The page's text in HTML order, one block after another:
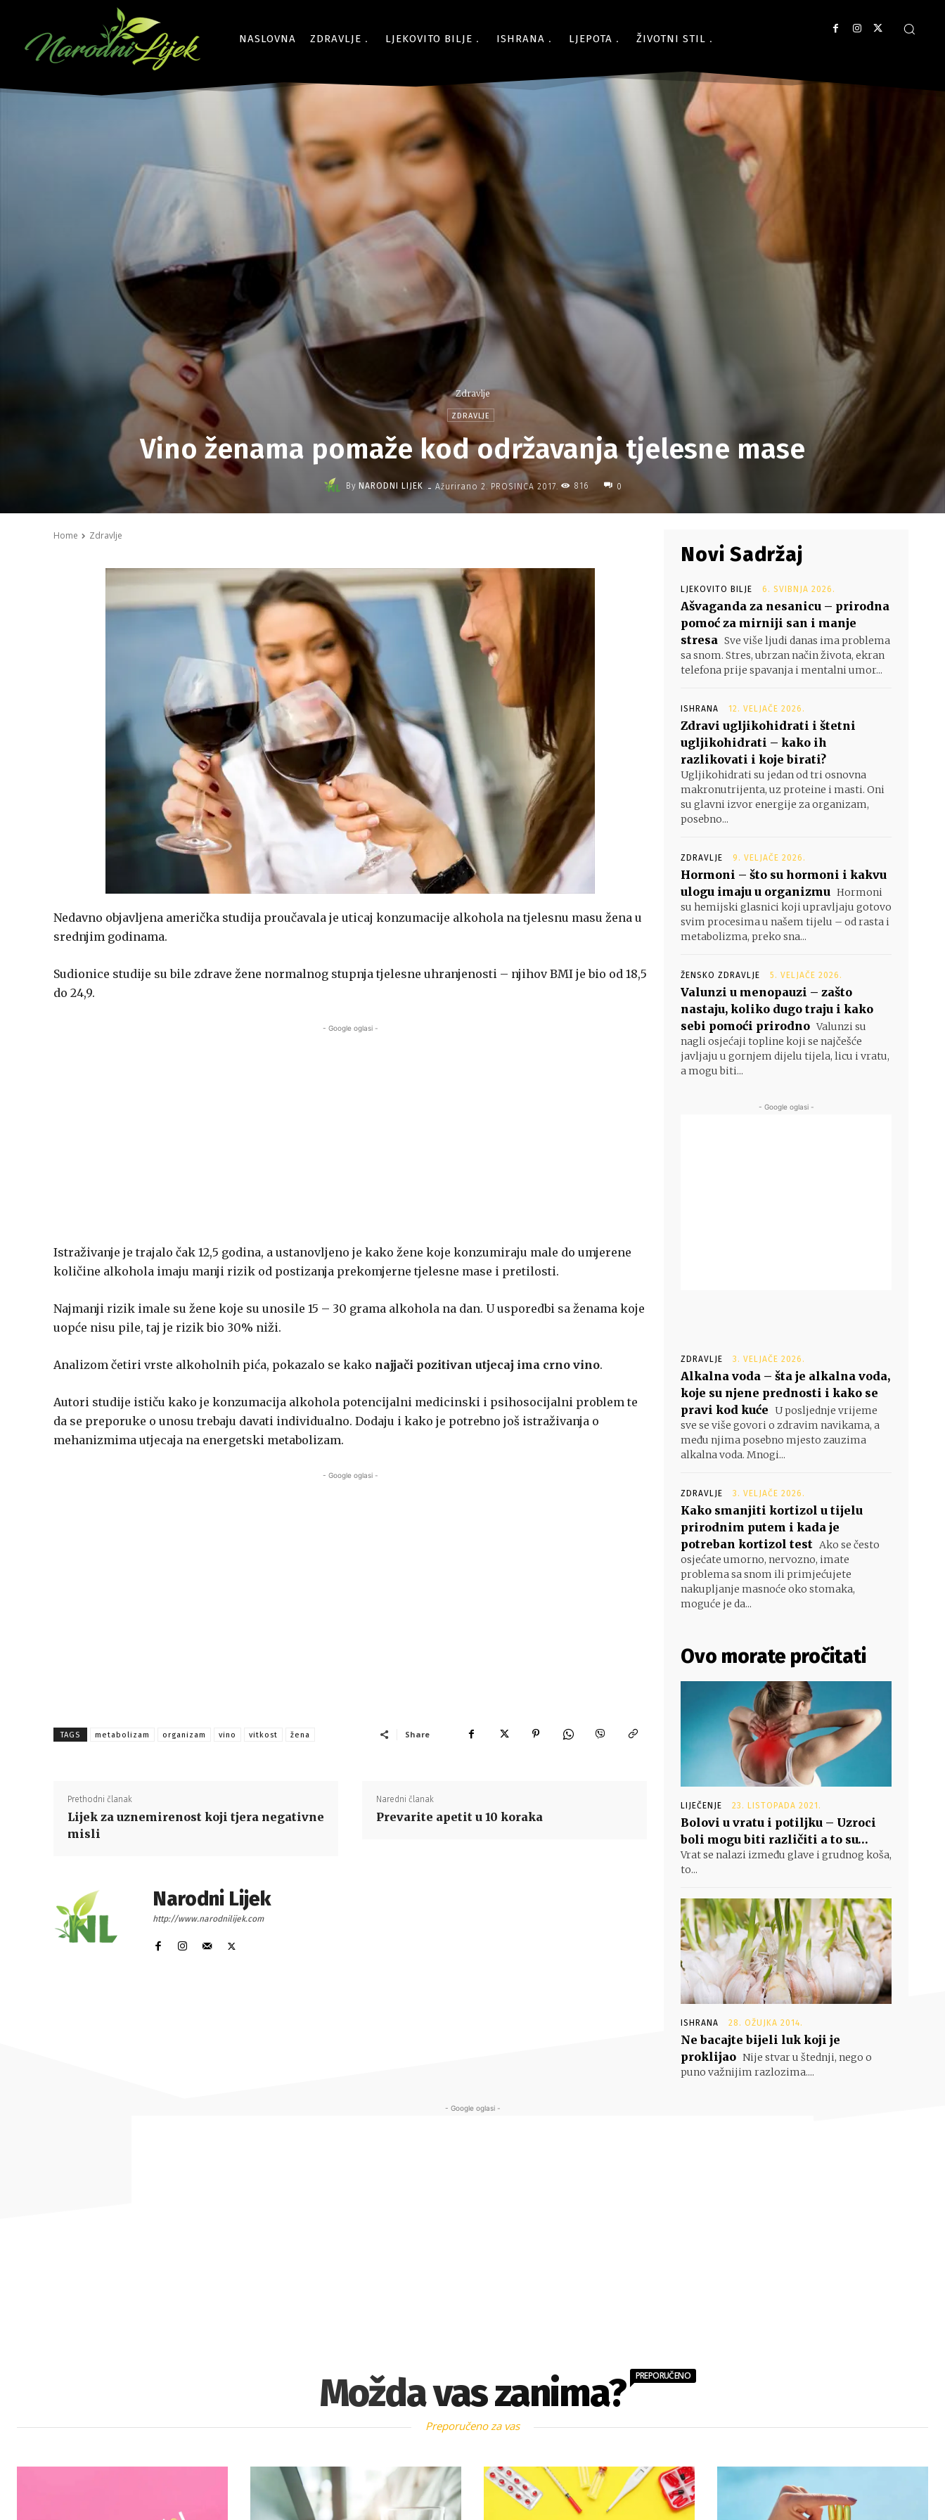
NASLOVNA ZDRAVLJE LJEKOVITO BILJE ISHRANA LJEPOTA ŽIVOTNI STIL
Zdravlje
ZDRAVLJE
Vino ženama pomaže kod održavanja tjelesne mase
By NARODNI LIJEK - Ažurirano 2. PROSINCA 2017. 816 0
Home Zdravlje
Nedavno objavljena američka studija proučavala je uticaj konzumacije alkohola na tjelesnu masu žena u
srednjim godinama.
Sudionice studije su bile zdrave žene normalnog stupnja tjelesne uhranjenosti – njihov BMI je bio od 18,5
do 24,9.
- Google oglasi -
Istraživanje je trajalo čak 12,5 godina, a ustanovljeno je kako žene koje konzumiraju male do umjerene
količine alkohola imaju manji rizik od postizanja prekomjerne tjelesne mase i pretilosti.
Najmanji rizik imale su žene koje su unosile 15 – 30 grama alkohola na dan. U usporedbi sa ženama koje
uopće nisu pile, taj je rizik bio 30% niži.
Analizom četiri vrste alkoholnih pića, pokazalo se kako najjači pozitivan utjecaj ima crno vino.
Autori studije ističu kako je konzumacija alkohola potencijalni medicinski i psihosocijalni problem te
da se preporuke o unosu trebaju davati individualno. Dodaju i kako je potrebno još istraživanja o
mehanizmima utjecaja na energetski metabolizam.
- Google oglasi -
TAGS metabolizam organizam vino vitkost žena Share
Prethodni članak
Lijek za uznemirenost koji tjera negativne
misli
Naredni članak
Prevarite apetit u 10 koraka
Narodni Lijek
http://www.narodnilijek.com
Novi Sadržaj
LJEKOVITO BILJE 6. SVIBNJA 2026.
Ašvaganda za nesanicu – prirodna
pomoć za mirniji san i manje
stresa Sve više ljudi danas ima problema
sa snom. Stres, ubrzan način života, ekran
telefona prije spavanja i mentalni umor...
ISHRANA 12. VELJAČE 2026.
Zdravi ugljikohidrati i štetni
ugljikohidrati – kako ih
razlikovati i koje birati?
Ugljikohidrati su jedan od tri osnovna
makronutrijenta, uz proteine i masti. Oni
su glavni izvor energije za organizam,
posebno...
ZDRAVLJE 9. VELJAČE 2026.
Hormoni – što su hormoni i kakvu
ulogu imaju u organizmu Hormoni
su hemijski glasnici koji upravljaju gotovo
svim procesima u našem tijelu – od rasta i
metabolizma, preko sna...
ŽENSKO ZDRAVLJE 5. VELJAČE 2026.
Valunzi u menopauzi – zašto
nastaju, koliko dugo traju i kako
sebi pomoći prirodno Valunzi su
nagli osjećaji topline koji se najčešće
javljaju u gornjem dijelu tijela, licu i vratu,
a mogu biti...
- Google oglasi -
ZDRAVLJE 3. VELJAČE 2026.
Alkalna voda – šta je alkalna voda,
koje su njene prednosti i kako se
pravi kod kuće U posljednje vrijeme
sve se više govori o zdravim navikama, a
među njima posebno mjesto zauzima
alkalna voda. Mnogi...
ZDRAVLJE 3. VELJAČE 2026.
Kako smanjiti kortizol u tijelu
prirodnim putem i kada je
potreban kortizol test Ako se često
osjećate umorno, nervozno, imate
problema sa snom ili primjećujete
nakupljanje masnoće oko stomaka,
moguće je da...
Ovo morate pročitati
LIJEČENJE 23. LISTOPADA 2021.
Bolovi u vratu i potiljku – Uzroci
boli mogu biti različiti a to su…
Vrat se nalazi između glave i grudnog koša,
to...
ISHRANA 28. OŽUJKA 2014.
Ne bacajte bijeli luk koji je
proklijao Nije stvar u štednji, nego o
puno važnijim razlozima....
- Google oglasi -
Možda vas zanima? PREPORUČENO
Preporučeno za vas